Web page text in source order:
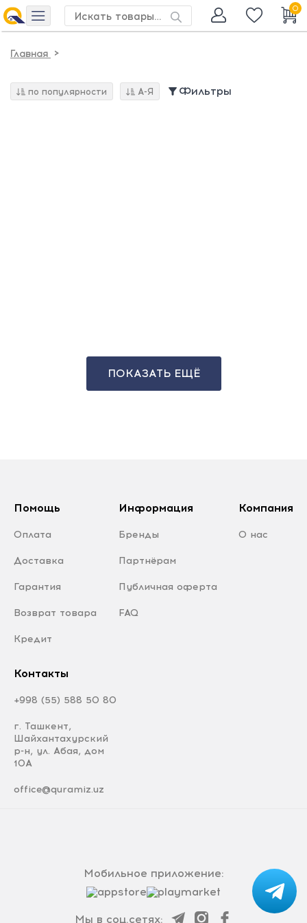
0
Главная >
по популярности А-Я Фильтры
ПОКАЗАТЬ ЕЩЁ
Помощь
Оплата
Доставка
Гарантия
Возврат товара
Кредит
Информация
Бренды
Партнёрам
Публичная оферта
FAQ
Компания
О нас
Контакты
+998 (55) 588 50 80
г. Ташкент,
Шайхантахурский
р-н, ул. Абая, дом
10А
office@quramiz.uz
Мобильное приложение:
Мы в соц.сетях: